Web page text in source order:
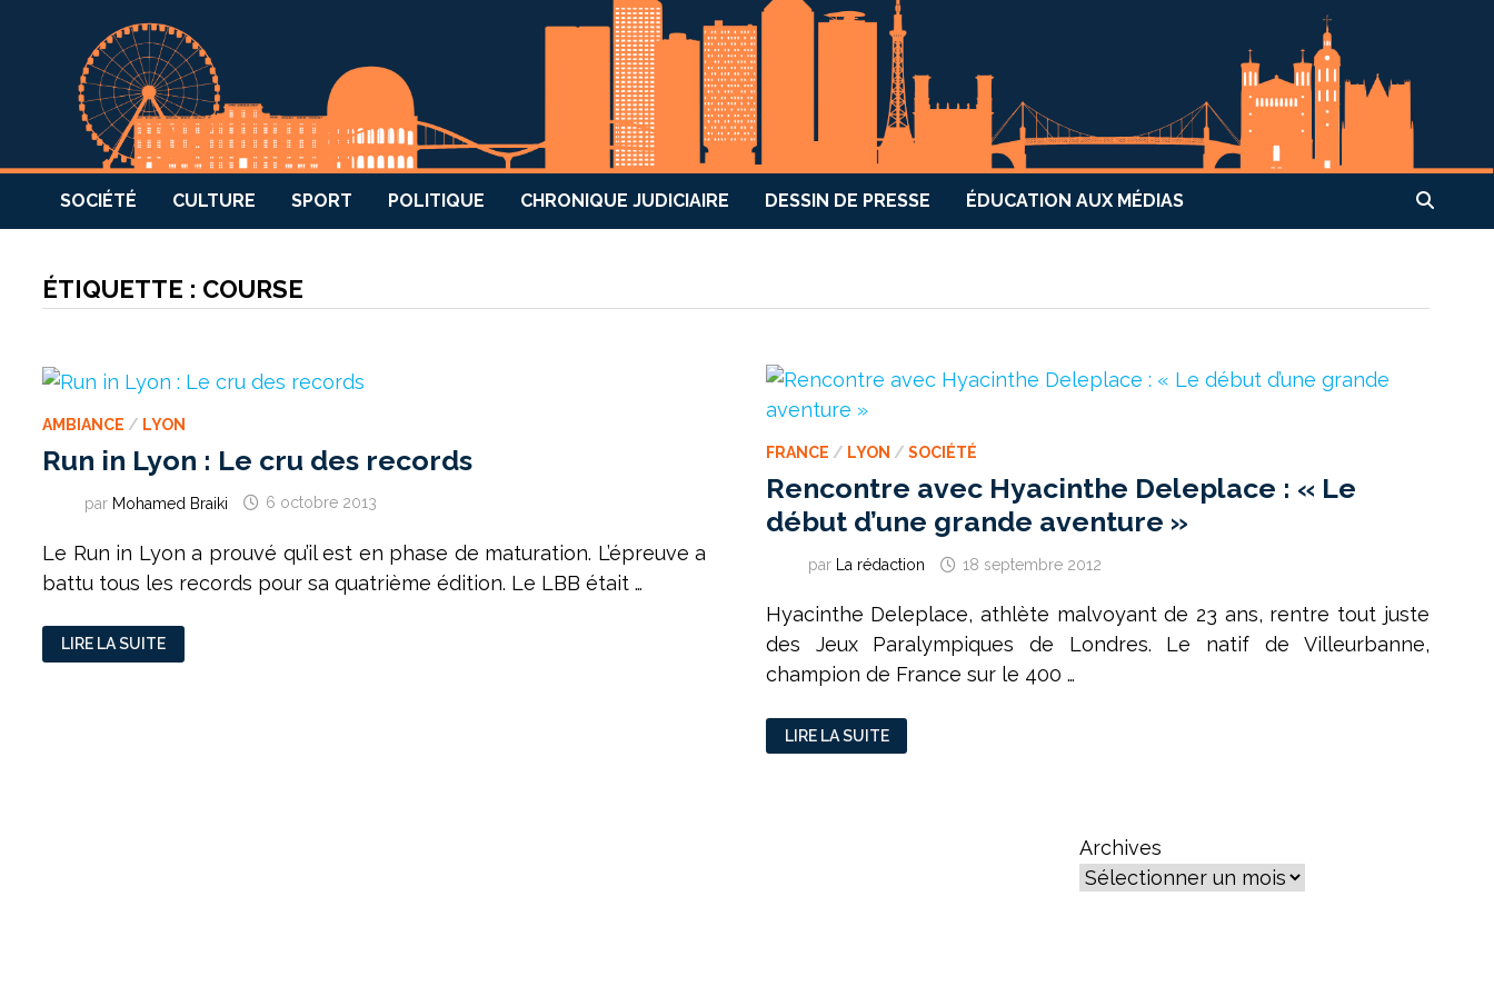
SOCIÉTÉ CULTURE SPORT POLITIQUE CHRONIQUE JUDICIAIRE DESSIN DE PRESSE ÉDUCATION AUX MÉDIAS
ÉTIQUETTE : COURSE
AMBIANCE / LYON
Run in Lyon : Le cru des records
par Mohamed Braiki 6 octobre 2013
Le Run in Lyon a prouvé qu’il est en phase de maturation. L’épreuve a
battu tous les records pour sa quatrième édition. Le LBB était …
RUN
IN
LYON
LIRE LA SUITE
FRANCE / LYON / SOCIÉTÉ
Rencontre avec Hyacinthe Deleplace : « Le
début d’une grande aventure »
par La rédaction 18 septembre 2012
Hyacinthe Deleplace, athlète malvoyant de 23 ans, rentre tout juste
des Jeux Paralympiques de Londres. Le natif de Villeurbanne,
champion de France sur le 400 …
RENCONTRE
AVEC
HYACINTHE
LIRE LA SUITE
Archives